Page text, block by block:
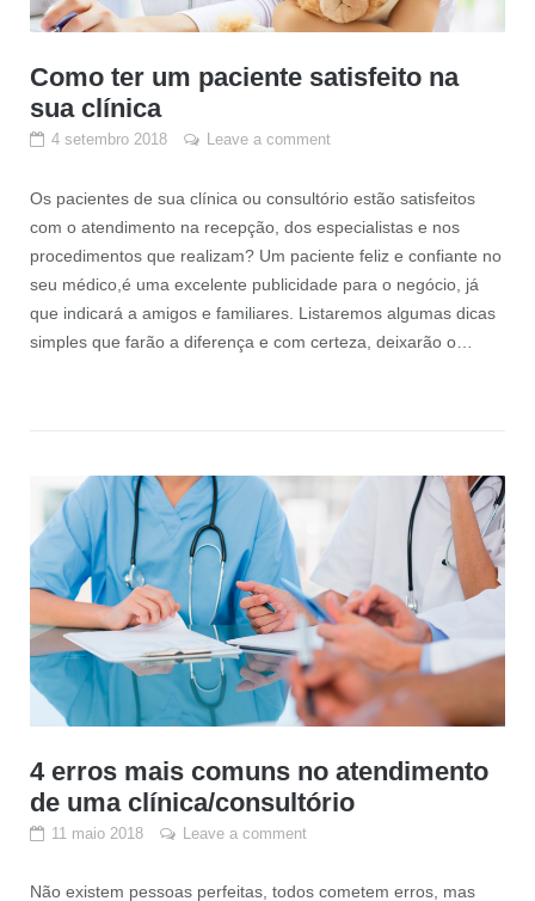
Como ter um paciente satisfeito na
sua clínica
4 setembro 2018 Leave a comment
Os pacientes de sua clínica ou consultório estão satisfeitos
com o atendimento na recepção, dos especialistas e nos
procedimentos que realizam? Um paciente feliz e confiante no
seu médico,é uma excelente publicidade para o negócio, já
que indicará a amigos e familiares. Listaremos algumas dicas
simples que farão a diferença e com certeza, deixarão o…
4 erros mais comuns no atendimento
de uma clínica/consultório
11 maio 2018 Leave a comment
Não existem pessoas perfeitas, todos cometem erros, mas